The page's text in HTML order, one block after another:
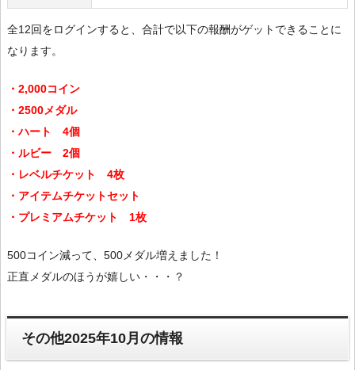
全12回をログインすると、合計で以下の報酬がゲットできることに
なります。
・2,000コイン
・2500メダル
・ハート 4個
・ルビー 2個
・レベルチケット 4枚
・アイテムチケットセット
・プレミアムチケット 1枚
500コイン減って、500メダル増えました！
正直メダルのほうが嬉しい・・・？
その他2025年10月の情報